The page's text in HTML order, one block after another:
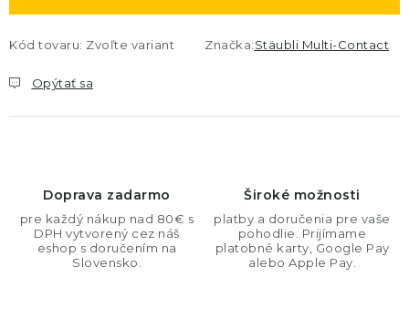
Kód tovaru: Zvoľte variant Značka:Stäubli Multi-Contact
Opýtať sa
Doprava zadarmo
pre každý nákup nad 80€ s
DPH vytvorený cez náš
eshop s doručením na
Slovensko.
Široké možnosti
platby a doručenia pre vaše
pohodlie. Prijímame
platobné karty, Google Pay
alebo Apple Pay.